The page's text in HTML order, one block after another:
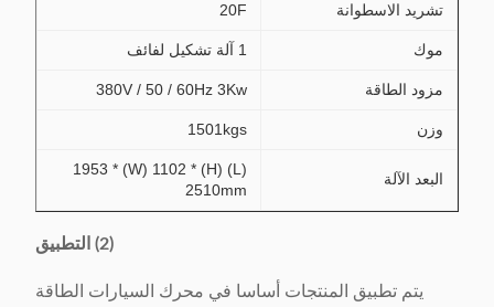
تشريد الاسطوانة 20F
موك 1 آلة تشكيل لفائف
مزود الطاقة 380V / 50 / 60Hz 3Kw
وزن 1501kgs
البعد الآلة
(L) 1953 * (W) 1102 * (H)
2510mm
(2) التطبيق
يتم تطبيق المنتجات أساسا في محرك السيارات الطاقة